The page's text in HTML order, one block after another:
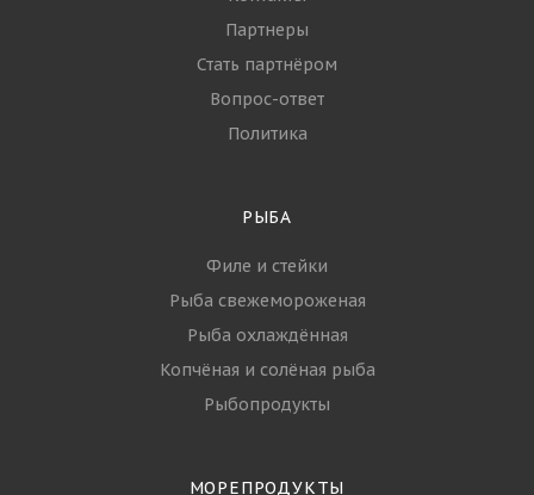
Партнеры
Стать партнёром
Вопрос-ответ
Политика
РЫБА
Филе и стейки
Рыба свежемороженая
Рыба охлаждённая
Копчёная и солёная рыба
Рыбопродукты
МОРЕПРОДУКТЫ